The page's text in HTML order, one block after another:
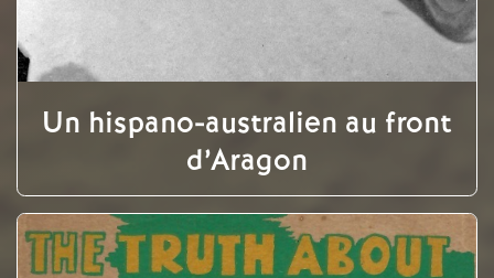
Un hispano-australien au front
d’Aragon